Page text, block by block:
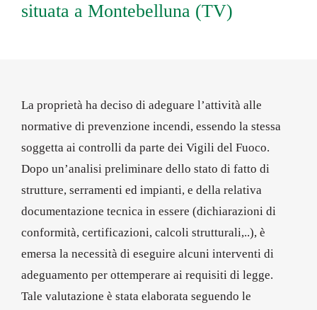
situata a Montebelluna (TV)
La proprietà ha deciso di adeguare l’attività alle
normative di prevenzione incendi, essendo la stessa
soggetta ai controlli da parte dei Vigili del Fuoco.
Dopo un’analisi preliminare dello stato di fatto di
strutture, serramenti ed impianti, e della relativa
documentazione tecnica in essere (dichiarazioni di
conformità, certificazioni, calcoli strutturali,..), è
emersa la necessità di eseguire alcuni interventi di
adeguamento per ottemperare ai requisiti di legge.
Tale valutazione è stata elaborata seguendo le